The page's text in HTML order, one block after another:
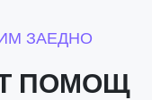
ЗАЕДНО
ПОМОЩ